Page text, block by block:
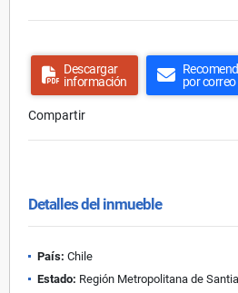
Descargar
información
por
Compartir
Detalles del inmueble
País: Chile
Estado: Región Metropolitana de